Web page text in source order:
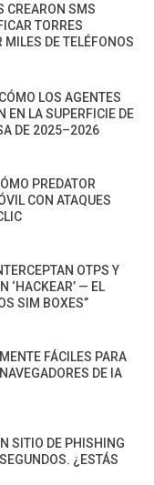
CREARON SMS
TORRES
MILES DE TELÉFONOS
LOS AGENTES
EN LA SUPERFICIE DE
DE 2025–2026
PREDATOR
CON ATAQUES
OTPS Y
‘HACKEAR’ — EL
SIM BOXES”
FÁCILES PARA
DE IA
SITIO DE PHISHING
¿ESTÁS